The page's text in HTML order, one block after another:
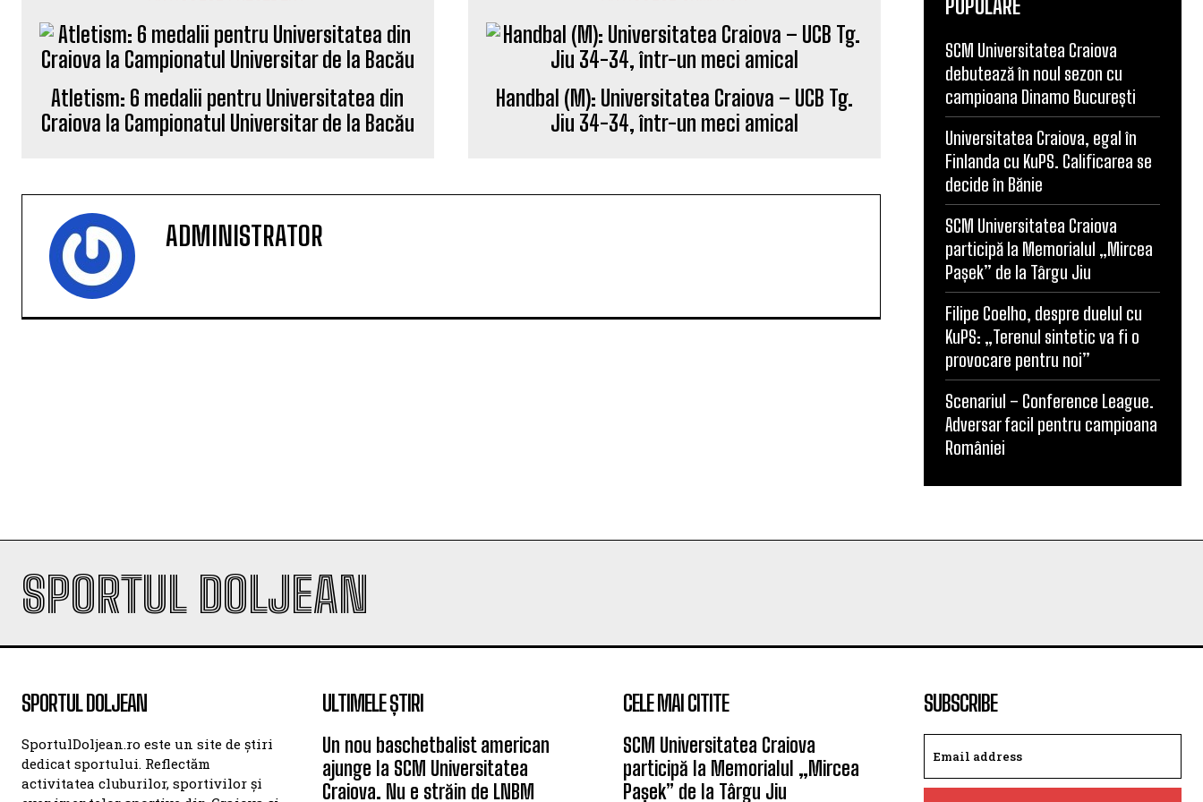
Atletism: 6 medalii pentru Universitatea din
Craiova la Campionatul Universitar de la Bacău
Handbal (M): Universitatea Craiova – UCB Tg.
Jiu 34-34, într-un meci amical
ADMINISTRATOR
POPULARE
SCM Universitatea Craiova
debutează în noul sezon cu
campioana Dinamo București
Universitatea Craiova, egal în
Finlanda cu KuPS. Calificarea se
decide în Bănie
SCM Universitatea Craiova
participă la Memorialul „Mircea
Pașek” de la Târgu Jiu
Filipe Coelho, despre duelul cu
KuPS: „Terenul sintetic va fi o
provocare pentru noi”
Scenariul – Conference League.
Adversar facil pentru campioana
României
SPORTUL DOLJEAN
SPORTUL DOLJEAN
SportulDoljean.ro este un site de știri
dedicat sportului. Reflectăm
activitatea cluburilor, sportivilor și
ULTIMELE ȘTIRI
Un nou baschetbalist american
ajunge la SCM Universitatea
Craiova. Nu e străin de LNBM
CELE MAI CITITE
SCM Universitatea Craiova
participă la Memorialul „Mircea
Pașek” de la Târgu Jiu
SUBSCRIBE